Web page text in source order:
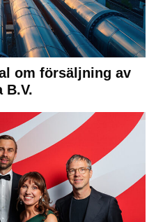
om försäljning av
B.V.